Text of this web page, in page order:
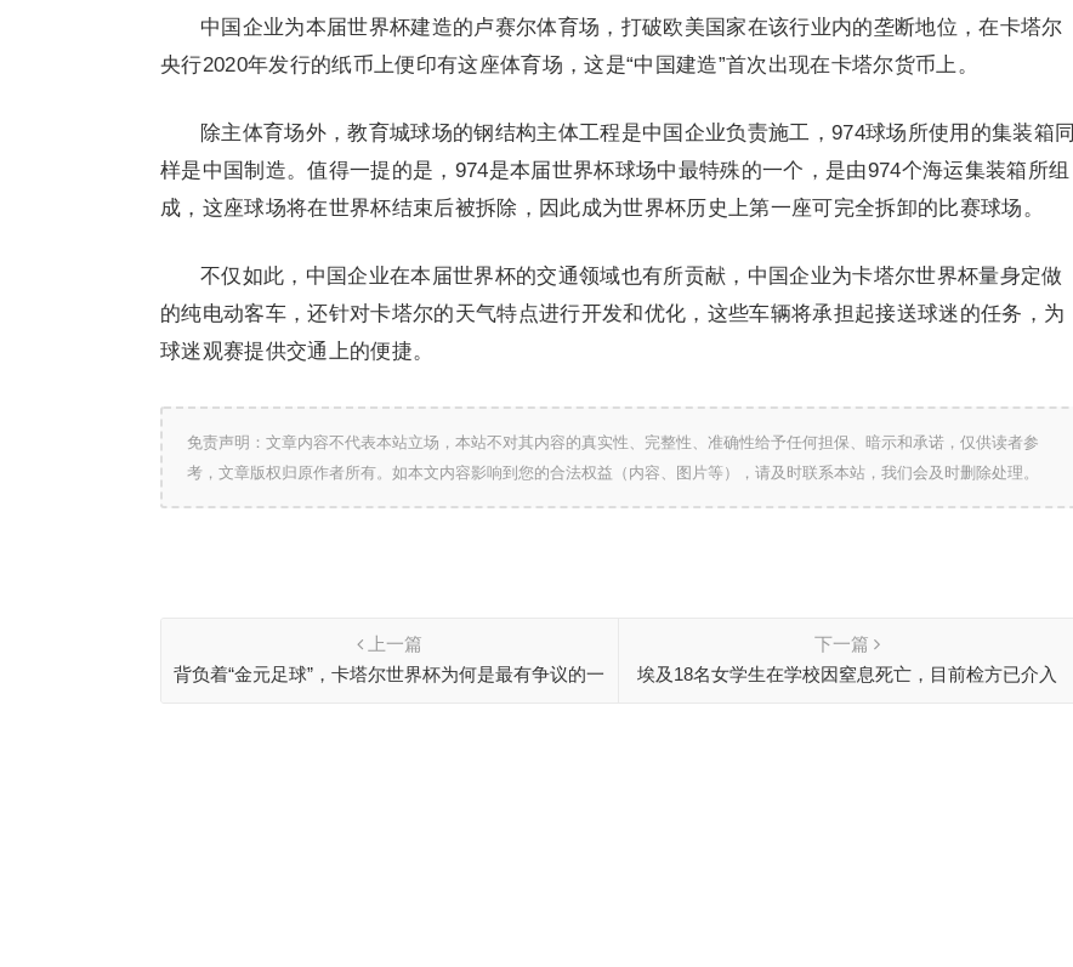
中国企业为本届世界杯建造的卢赛尔体育场，打破欧美国家在该行业内的垄断地位，在卡塔尔
央行2020年发行的纸币上便印有这座体育场，这是“中国建造”首次出现在卡塔尔货币上。
除主体育场外，教育城球场的钢结构主体工程是中国企业负责施工，974球场所使用的集装箱同
样是中国制造。值得一提的是，974是本届世界杯球场中最特殊的一个，是由974个海运集装箱所组
成，这座球场将在世界杯结束后被拆除，因此成为世界杯历史上第一座可完全拆卸的比赛球场。
不仅如此，中国企业在本届世界杯的交通领域也有所贡献，中国企业为卡塔尔世界杯量身定做
的纯电动客车，还针对卡塔尔的天气特点进行开发和优化，这些车辆将承担起接送球迷的任务，为
球迷观赛提供交通上的便捷。
免责声明：文章内容不代表本站立场，本站不对其内容的真实性、完整性、准确性给予任何担保、暗示和承诺，仅供读者参
考，文章版权归原作者所有。如本文内容影响到您的合法权益（内容、图片等），请及时联系本站，我们会及时删除处理。
上一篇
背负着“金元足球”，卡塔尔世界杯为何是最有争议的一
下一篇
埃及18名女学生在学校因窒息死亡，目前检方已介入